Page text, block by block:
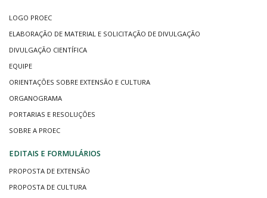
LOGO PROEC
ELABORAÇÃO DE MATERIAL E SOLICITAÇÃO DE DIVULGAÇÃO
DIVULGAÇÃO CIENTÍFICA
EQUIPE
ORIENTAÇÕES SOBRE EXTENSÃO E CULTURA
ORGANOGRAMA
PORTARIAS E RESOLUÇÕES
SOBRE A PROEC
EDITAIS E FORMULÁRIOS
PROPOSTA DE EXTENSÃO
PROPOSTA DE CULTURA